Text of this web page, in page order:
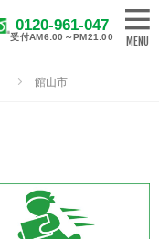
0120-961-047
受付AM6:00～PM21:00
館山市